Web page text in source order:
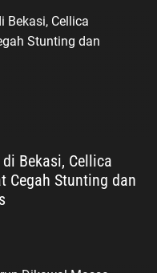
Bekasi, Cellica
Cegah Stunting dan